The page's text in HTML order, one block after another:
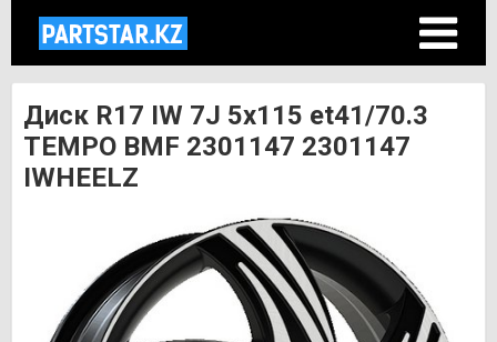
Диск R17 IW 7J 5х115 et41/70.3
TEMPO BMF 2301147 2301147
IWHEELZ